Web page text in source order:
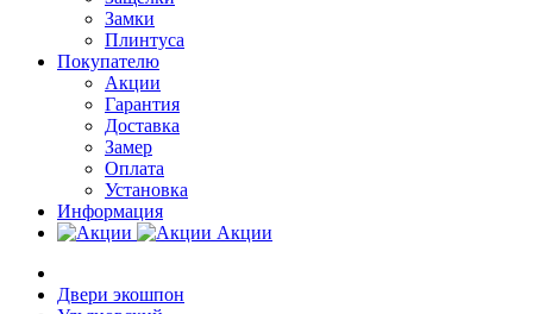
Замки
Плинтуса
Покупателю
Акции
Гарантия
Доставка
Замер
Оплата
Установка
Информация
Акции
Двери экошпон